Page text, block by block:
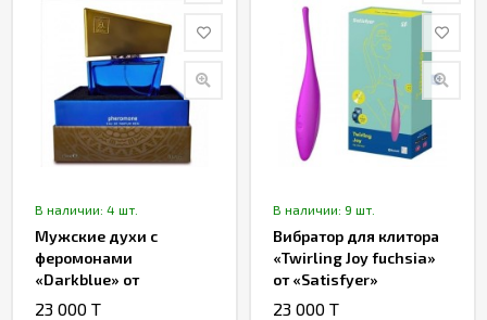
В наличии: 4 шт.
Мужские духи с
феромонами
«Darkblue» от
«Shiatsu» (15 ML)
23 000 T
В наличии: 9 шт.
Вибратор для клитора
«Twirling Joy fuchsia»
от «Satisfyer»
23 000 T